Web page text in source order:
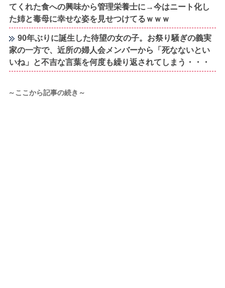
てくれた食への興味から管理栄養士に→今はニート化し
た姉と毒母に幸せな姿を見せつけてるｗｗｗ
90年ぶりに誕生した待望の女の子。お祭り騒ぎの義実
家の一方で、近所の婦人会メンバーから「死なないとい
いね」と不吉な言葉を何度も繰り返されてしまう・・・
～ここから記事の続き～